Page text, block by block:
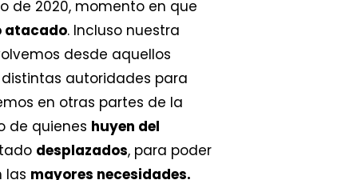
de 2020, momento en que
atacado. Incluso nuestra
desde aquellos
autoridades para
en otras partes de la
de quienes huyen del
desplazados, para poder
las mayores necesidades.